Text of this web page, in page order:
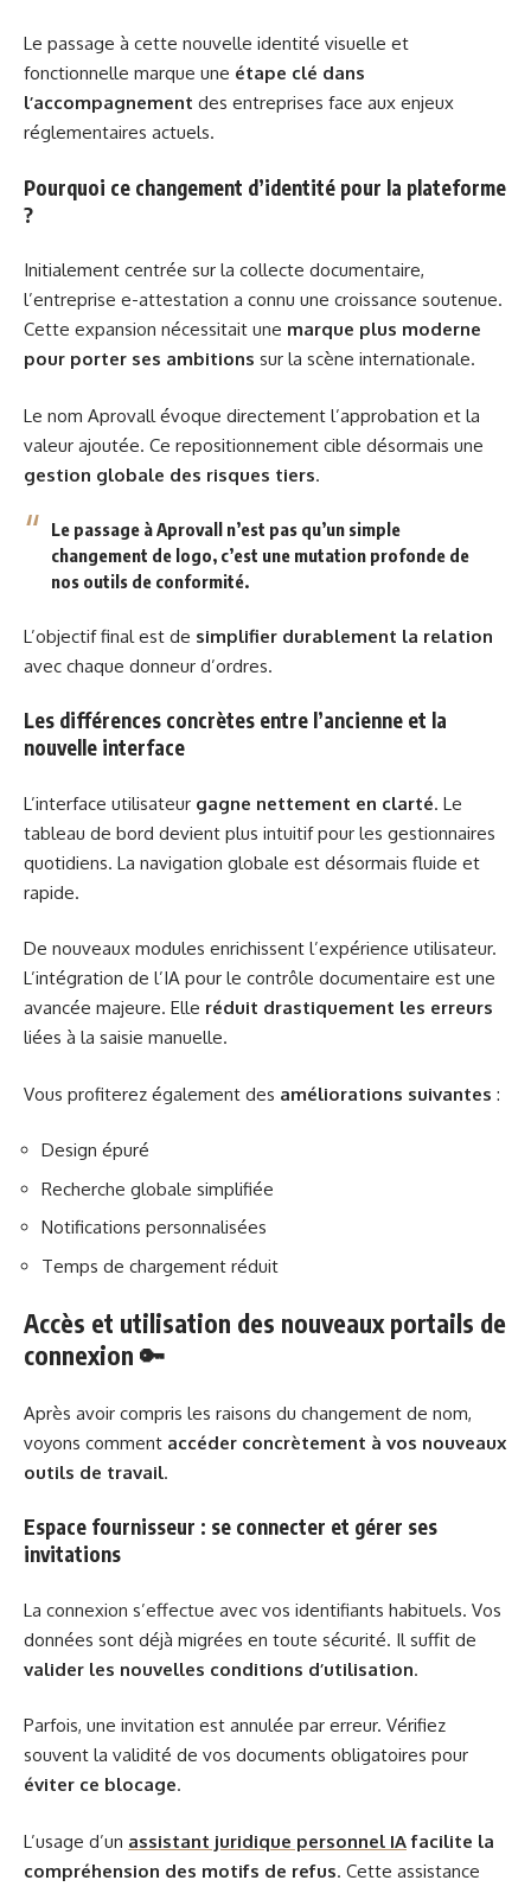
Le passage à cette nouvelle identité visuelle et
fonctionnelle marque une étape clé dans
l’accompagnement des entreprises face aux enjeux
réglementaires actuels.
Pourquoi ce changement d’identité pour la plateforme
?
Initialement centrée sur la collecte documentaire,
l’entreprise e-attestation a connu une croissance soutenue.
Cette expansion nécessitait une marque plus moderne
pour porter ses ambitions sur la scène internationale.
Le nom Aprovall évoque directement l’approbation et la
valeur ajoutée. Ce repositionnement cible désormais une
gestion globale des risques tiers.
Le passage à Aprovall n’est pas qu’un simple
changement de logo, c’est une mutation profonde de
nos outils de conformité.
L’objectif final est de simplifier durablement la relation
avec chaque donneur d’ordres.
Les différences concrètes entre l’ancienne et la
nouvelle interface
L’interface utilisateur gagne nettement en clarté. Le
tableau de bord devient plus intuitif pour les gestionnaires
quotidiens. La navigation globale est désormais fluide et
rapide.
De nouveaux modules enrichissent l’expérience utilisateur.
L’intégration de l’IA pour le contrôle documentaire est une
avancée majeure. Elle réduit drastiquement les erreurs
liées à la saisie manuelle.
Vous profiterez également des améliorations suivantes :
Design épuré
Recherche globale simplifiée
Notifications personnalisées
Temps de chargement réduit
Accès et utilisation des nouveaux portails de
connexion 🔑
Après avoir compris les raisons du changement de nom,
voyons comment accéder concrètement à vos nouveaux
outils de travail.
Espace fournisseur : se connecter et gérer ses
invitations
La connexion s’effectue avec vos identifiants habituels. Vos
données sont déjà migrées en toute sécurité. Il suffit de
valider les nouvelles conditions d’utilisation.
Parfois, une invitation est annulée par erreur. Vérifiez
souvent la validité de vos documents obligatoires pour
éviter ce blocage.
L’usage d’un assistant juridique personnel IA facilite la
compréhension des motifs de refus. Cette assistance